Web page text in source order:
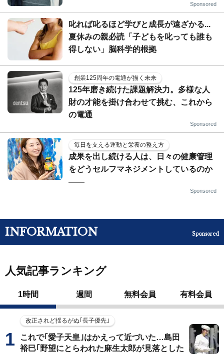
Sponsored
叱れば叱るほど学びと成長が遠ざかる...
夏休みの親必読「子どもを叱っても誰も
得しない」脳科学的根拠
創業125周年の電通が描く未来
125年磨き続けた課題解決力。多様な人
財の才能を掛け合わせて挑む、これから
の電通
Sponsored
毎日を支える運動と栄養の整え方
成果を出し続ける人は、日々の健康管理
をどうセルフマネジメントしているのか
——
Sponsored
INFORMATION Sponsored
人気記事ランキング
1時間 週間 無料会員 有料会員
改正されど揺るがぬ｢長子優先｣
これで｢愛子天皇｣はかえって近づいた…島田
裕巳｢野望にとらわれた麻生太郎が見落とした